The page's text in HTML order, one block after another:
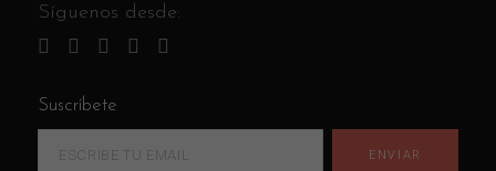
Síguenos desde:
Suscríbete